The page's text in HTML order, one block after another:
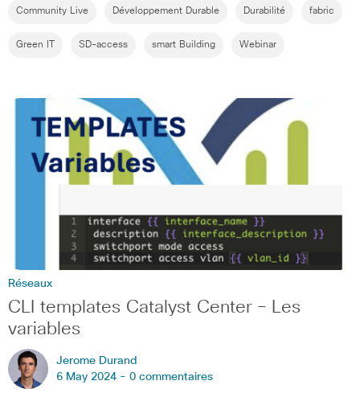
Community Live Développement Durable Durabilité fabric
Green IT SD-access smart Building Webinar
Réseaux
CLI templates Catalyst Center – Les
variables
Jerome Durand
6 May 2024 - 0 commentaires